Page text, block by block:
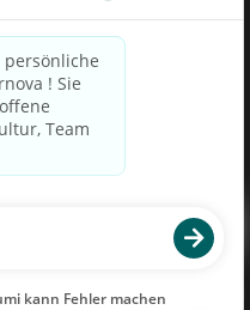
de Transparência
Electric Company und